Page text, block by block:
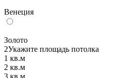
Венеция
Золото
2Укажите площадь потолка
1 кв.м
2 кв.м
3 кв.м